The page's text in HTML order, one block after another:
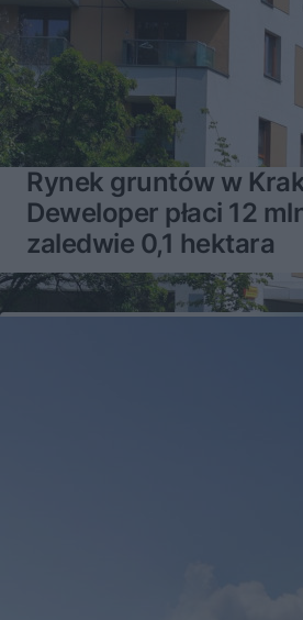
Rynek gruntów w
Deweloper płaci 12
zaledwie 0,1 hektara